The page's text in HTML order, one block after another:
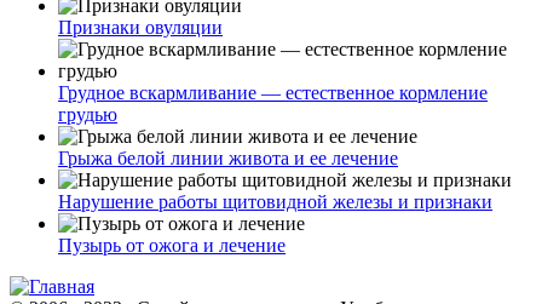
Признаки овуляции
Грудное вскармливание — естественное кормление
грудью
Грыжа белой линии живота и ее лечение
Нарушение работы щитовидной железы и признаки
Пузырь от ожога и лечение